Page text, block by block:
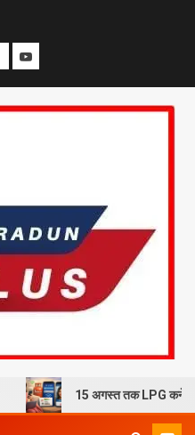
15 अगस्त तक LPG कनेक्शन की e-